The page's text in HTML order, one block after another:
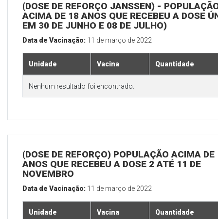
(DOSE DE REFORÇO JANSSEN) -
ACIMA DE 18 ANOS QUE RECEBEU A DOSE
EM 30 DE JUNHO E 08 DE JULHO)
Data de Vacinação: 11 de março de 2022
Unidade Vacina Quantidade
Nenhum resultado foi encontrado.
(DOSE DE REFORÇO) POPULAÇÃO ACIMA DE
ANOS QUE RECEBEU A DOSE 2 ATÉ 11 DE
NOVEMBRO
Data de Vacinação: 11 de março de 2022
Unidade Vacina Quantidade